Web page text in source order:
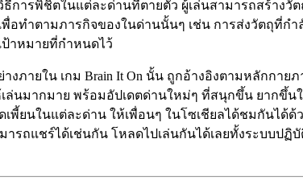
การพิชิตในแต่ละด่านที่ตายตัว ผู้เล่นสามารถสร้างวั
พื่อทำตามภารกิจของในด่านนั้นๆ เช่น การส่งวัตถุที่ก
ป้าหมายที่กำหนดไว้
งภายใน เกม Brain It On นั้น ถูกอ้างอิงตามหลักกายภ
เล่นมากมาย พร้อมอัปเดตด่านใหม่ๆ ที่สนุกขึ้น ยากขึ้น
พี้ยนในแต่ละด่าน ให้เพื่อนๆ ในโซเชียลได้ชมกันได้ด้
รถแชร์ได้เช่นกัน โหลดไปเล่นกันได้เลยทั้งระบบปฏิบั